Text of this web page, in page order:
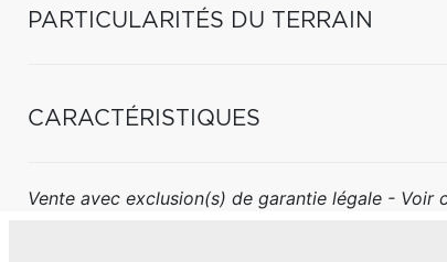
PARTICULARITÉS DU TERRAIN
CARACTÉRISTIQUES
Vente avec exclusion(s) de garantie légale - Voir